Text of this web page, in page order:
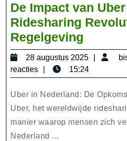
De Impact van
Ridesharing
Regelgeving
Impact
van
Uber
in
28 augustus 2025
28
2025
reacties
15:24
Uber in Nederland: De
Uber, het wereldwijde
manier waarop mensen zich
Nederland ...